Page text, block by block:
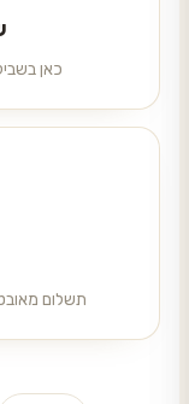
כאן
תשלום